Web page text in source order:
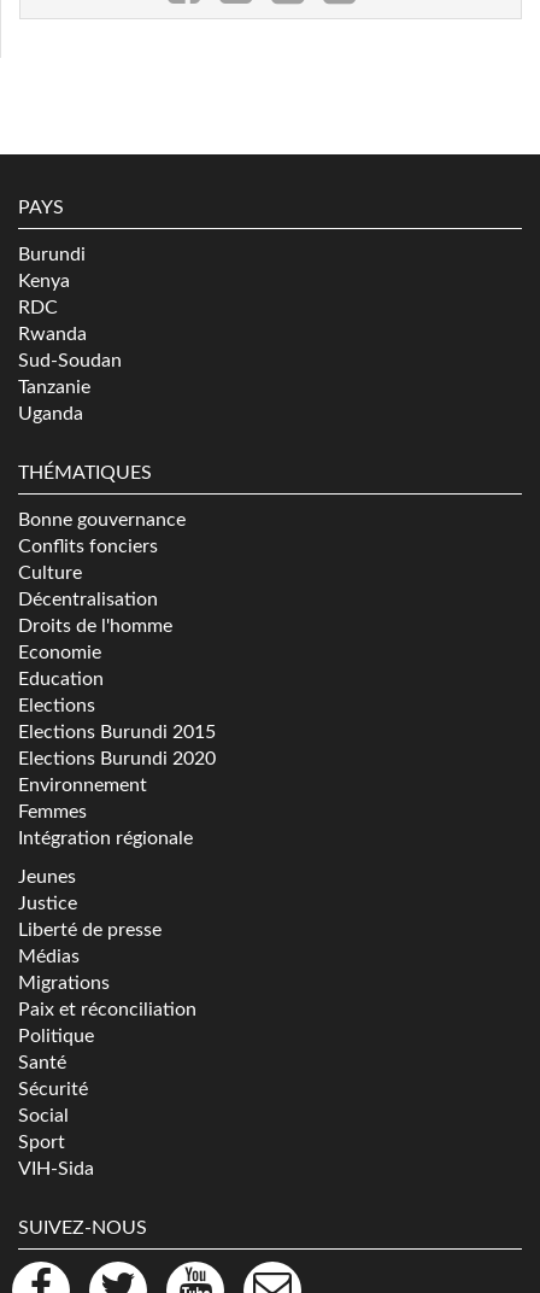
PAYS
Burundi
Kenya
RDC
Rwanda
Sud-Soudan
Tanzanie
Uganda
THÉMATIQUES
Bonne gouvernance
Conflits fonciers
Culture
Décentralisation
Droits de l'homme
Economie
Education
Elections
Elections Burundi 2015
Elections Burundi 2020
Environnement
Femmes
Intégration régionale
Jeunes
Justice
Liberté de presse
Médias
Migrations
Paix et réconciliation
Politique
Santé
Sécurité
Social
Sport
VIH-Sida
SUIVEZ-NOUS